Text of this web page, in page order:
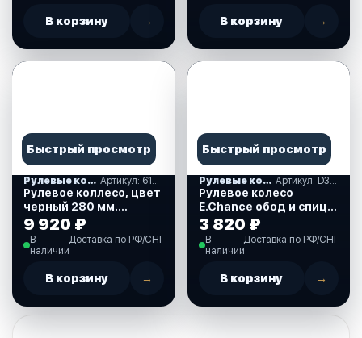
В корзину → В корзину →
Быстрый просмотр
Рулевые колеса, спиннеры
Рулевое коллесо, цвет
черный 280 мм.
(613020)
9 920 ₽
В
наличии
Доставка по РФ/СНГ
В корзину →
Быстрый просмотр
Рулевые колеса, спиннеры
Рулевое колесо
E.Chance обод и спицы
черные, д. 330 мм.
(D33_EC)
3 820 ₽
В
наличии
Доставка по РФ/СНГ
В корзину →